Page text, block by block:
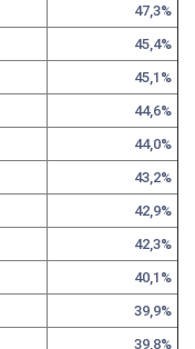
47,3%
45,4%
45,1%
44,6%
44,0%
43,2%
42,9%
42,3%
40,1%
39,9%
39,8%